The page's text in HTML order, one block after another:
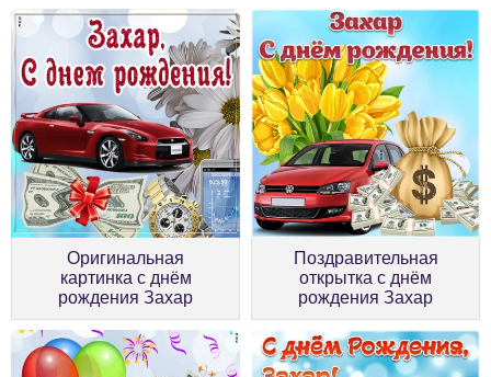
Оригинальная
картинка с днём
рождения Захар
Поздравительная
открытка с днём
рождения Захар